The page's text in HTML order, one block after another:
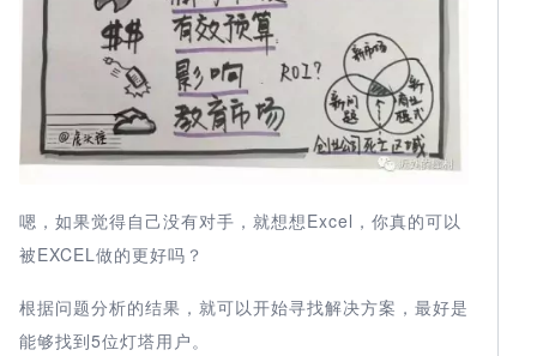
嗯，如果觉得自己没有对手，就想想Excel，你真的可以
被EXCEL做的更好吗？
根据问题分析的结果，就可以开始寻找解决方案，最好是
能够找到5位灯塔用户。